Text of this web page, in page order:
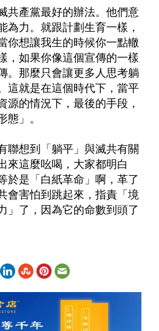
共產黨最好的辦法。他們意
為力。就跟計劃生育一樣，
你想讓我生的時候你一點轍
，如果你像這個宣傳的一樣
。那麼只會讓更多人思考躺
這就是在這個時代下，當平
源的情況下，最後的手段，
態」。
聯想到「躺平」與滅共有關
來這麼吆喝，大家都明白
於是「白紙革命」啊，革了
會害怕到跳起來，指責「境
」了，因為它的命數到頭了